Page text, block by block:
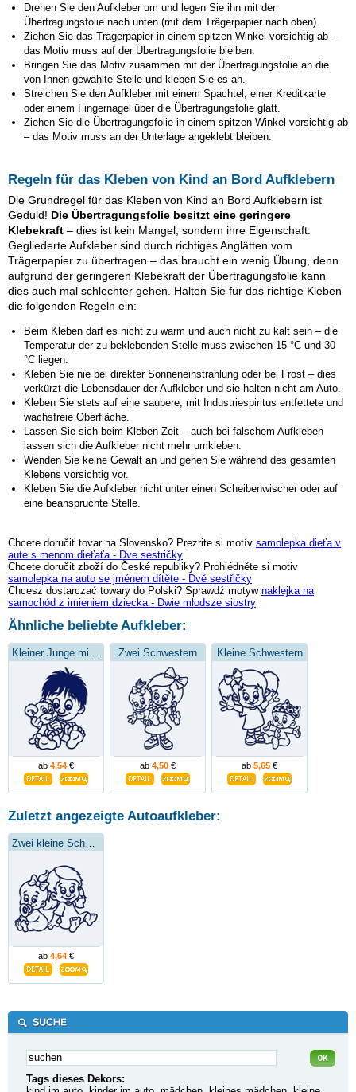
Drehen Sie den Aufkleber um und legen Sie ihn mit der
Übertragungsfolie nach unten (mit dem Trägerpapier nach oben).
Ziehen Sie das Trägerpapier in einem spitzen Winkel vorsichtig ab –
das Motiv muss auf der Übertragungsfolie bleiben.
Bringen Sie das Motiv zusammen mit der Übertragungsfolie an die
von Ihnen gewählte Stelle und kleben Sie es an.
Streichen Sie den Aufkleber mit einem Spachtel, einer Kreditkarte
oder einem Fingernagel über die Übertragungsfolie glatt.
Ziehen Sie die Übertragungsfolie in einem spitzen Winkel vorsichtig ab
– das Motiv muss an der Unterlage angeklebt bleiben.
Regeln für das Kleben von Kind an Bord Aufklebern
Die Grundregel für das Kleben von Kind an Bord Aufklebern ist
Geduld! Die Übertragungsfolie besitzt eine geringere
Klebekraft – dies ist kein Mangel, sondern ihre Eigenschaft.
Gegliederte Aufkleber sind durch richtiges Anglätten vom
Trägerpapier zu übertragen – das braucht ein wenig Übung, denn
aufgrund der geringeren Klebekraft der Übertragungsfolie kann
dies auch mal schlechter gehen. Halten Sie für das richtige Kleben
die folgenden Regeln ein:
Beim Kleben darf es nicht zu warm und auch nicht zu kalt sein – die
Temperatur der zu beklebenden Stelle muss zwischen 15 °C und 30
°C liegen.
Kleben Sie nie bei direkter Sonneneinstrahlung oder bei Frost – dies
verkürzt die Lebensdauer der Aufkleber und sie halten nicht am Auto.
Kleben Sie stets auf eine saubere, mit Industriespiritus entfettete und
wachsfreie Oberfläche.
Lassen Sie sich beim Kleben Zeit – auch bei falschem Aufkleben
lassen sich die Aufkleber nicht mehr umkleben.
Wenden Sie keine Gewalt an und gehen Sie während des gesamten
Klebens vorsichtig vor.
Kleben Sie die Aufkleber nicht unter einen Scheibenwischer oder auf
eine beanspruchte Stelle.
Chcete doručiť tovar na Slovensko? Prezrite si motív samolepka dieťa v
aute s menom dieťaťa - Dve sestričky
Chcete doručit zboží do České republiky? Prohlédněte si motiv
samolepka na auto se jménem dítěte - Dvě sestřičky
Chcesz dostarczać towary do Polski? Sprawdź motyw naklejka na
samochód z imieniem dziecka - Dwie młodsze siostry
Ähnliche beliebte Aufkleber:
ab 4,54 €
Zwei Schwestern
ab 4,50 €
Kleine Schwestern
ab 5,65 €
Zuletzt angezeigte Autoaufkleber:
ab 4,64 €
Tags dieses Dekors: